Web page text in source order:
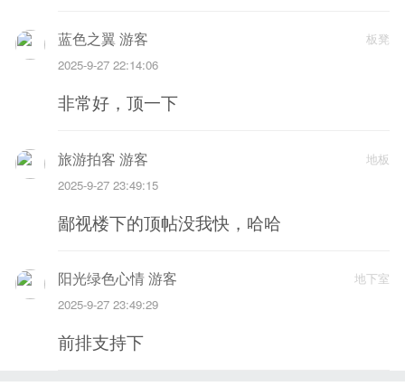
板凳
蓝色之翼 游客
2025-9-27 22:14:06
非常好，顶一下
地板
旅游拍客 游客
2025-9-27 23:49:15
鄙视楼下的顶帖没我快，哈哈
地下室
阳光绿色心情 游客
2025-9-27 23:49:29
前排支持下